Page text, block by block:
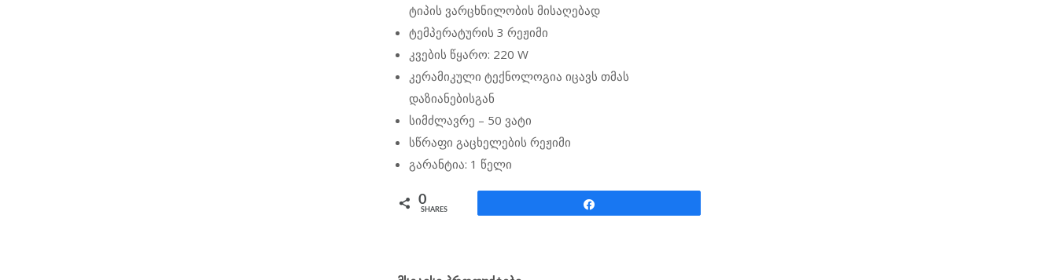
ტიპის ვარცხნილობის მისაღებად
ტემპერატურის 3 რეჟიმი
კვების წყარო: 220 W
კერამიკული ტექნოლოგია იცავს თმას
დაზიანებისგან
სიმძლავრე – 50 ვატი
სწრაფი გაცხელების რეჟიმი
გარანტია: 1 წელი
0
SHARES